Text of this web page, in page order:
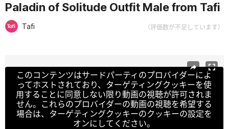
Paladin of Solitude Outfit Male from Tafi
Tafi （評価数が不足しています）
このコンテンツはサードパーティのプロバイダーによ
ってホストされており、ターゲティングクッキーを使
用することに同意しない限り動画の視聴が許可されま
せん。これらのプロバイダーの動画の視聴を希望する
場合は、ターゲティングクッキーのクッキーの設定を
オンにしてください。